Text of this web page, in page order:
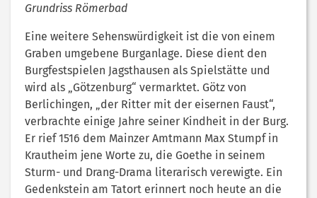
Grundriss Römerbad
Eine weitere Sehenswürdigkeit ist die von einem
Graben umgebene Burganlage. Diese dient den
Burgfestspielen Jagsthausen als Spielstätte und
wird als „Götzenburg“ vermarktet. Götz von
Berlichingen, „der Ritter mit der eisernen Faust“,
verbrachte einige Jahre seiner Kindheit in der Burg.
Er rief 1516 dem Mainzer Amtmann Max Stumpf in
Krautheim jene Worte zu, die Goethe in seinem
Sturm- und Drang-Drama literarisch verewigte. Ein
Gedenkstein am Tatort erinnert noch heute an die